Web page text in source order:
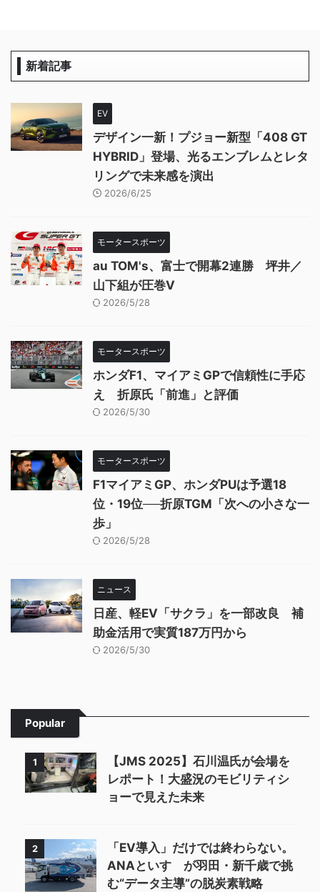
新着記事
EV
デザイン一新！プジョー新型「408 GT
HYBRID」登場、光るエンブレムとレタ
リングで未来感を演出
2026/6/25
モータースポーツ
au TOM's、富士で開幕2連勝 坪井／
山下組が圧巻V
2026/5/28
モータースポーツ
ホンダF1、マイアミGPで信頼性に手応
え 折原氏「前進」と評価
2026/5/30
モータースポーツ
F1マイアミGP、ホンダPUは予選18
位・19位──折原TGM「次への小さな一
歩」
2026/5/28
ニュース
日産、軽EV「サクラ」を一部改良 補
助金活用で実質187万円から
2026/5/30
Popular
1
【JMS 2025】石川温氏が会場を
レポート！大盛況のモビリティシ
ョーで見えた未来
2
「EV導入」だけでは終わらない。
ANAといすゞが羽田・新千歳で挑
む“データ主導”の脱炭素戦略